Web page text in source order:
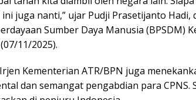
juga nanti,” ujar Pudji Prasetijanto Hadi,
Sumber Daya Manusia (BPSDM)
11/2025).
Kementerian ATR/BPN juga
dan semangat pengabdian para CPNS.